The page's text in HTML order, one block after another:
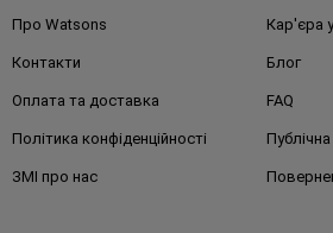
Про Watsons Кар'єра
Контакти Блог
Оплата та доставка FAQ
Політика конфіденційності
ЗМІ про нас